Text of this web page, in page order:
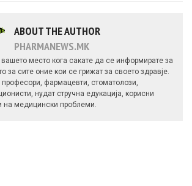
ABOUT THE AUTHOR
PHARMANEWS.MK
место кога сакате да се информирате за
за сите оние кои се грижат за своето здравје.
фармацевти, стоматолози,
нудат стручна едукација, корисни
на медицински проблеми.